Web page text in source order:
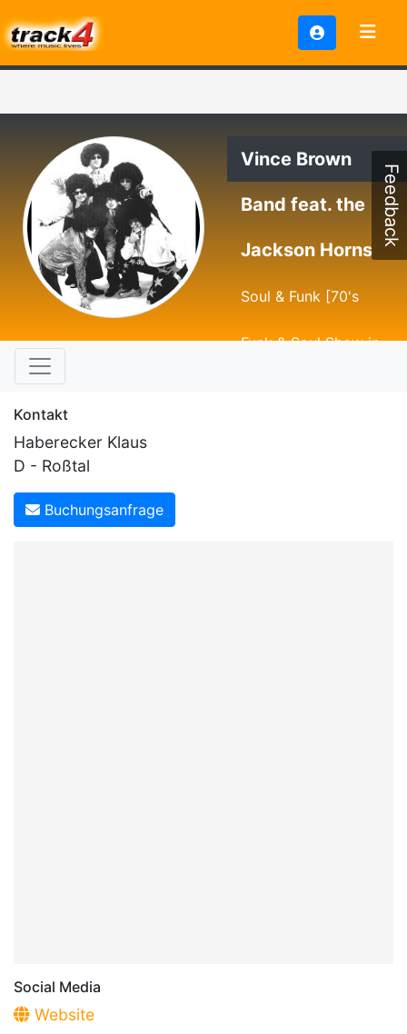
Vince Brown
Band feat. the
Jackson Horns
Soul & Funk [70's
Funk & Soul Show in
Kontakt
Haberecker Klaus
D - Roßtal
Buchungsanfrage
Social Media
Website
Feedback